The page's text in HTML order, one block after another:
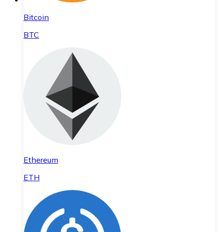
Bitcoin
BTC
Ethereum
ETH